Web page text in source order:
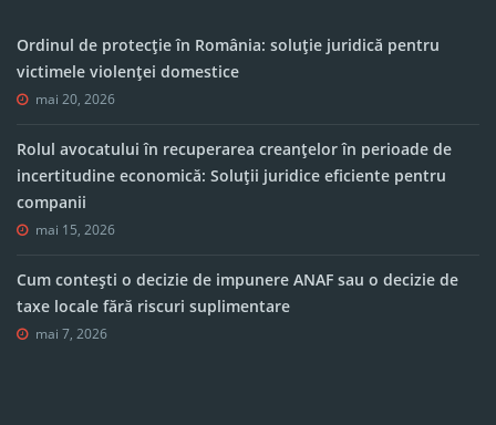
Ordinul de protecție în România: soluție juridică pentru
victimele violenței domestice
mai 20, 2026
Rolul avocatului în recuperarea creanțelor în perioade de
incertitudine economică: Soluții juridice eficiente pentru
companii
mai 15, 2026
Cum contești o decizie de impunere ANAF sau o decizie de
taxe locale fără riscuri suplimentare
mai 7, 2026